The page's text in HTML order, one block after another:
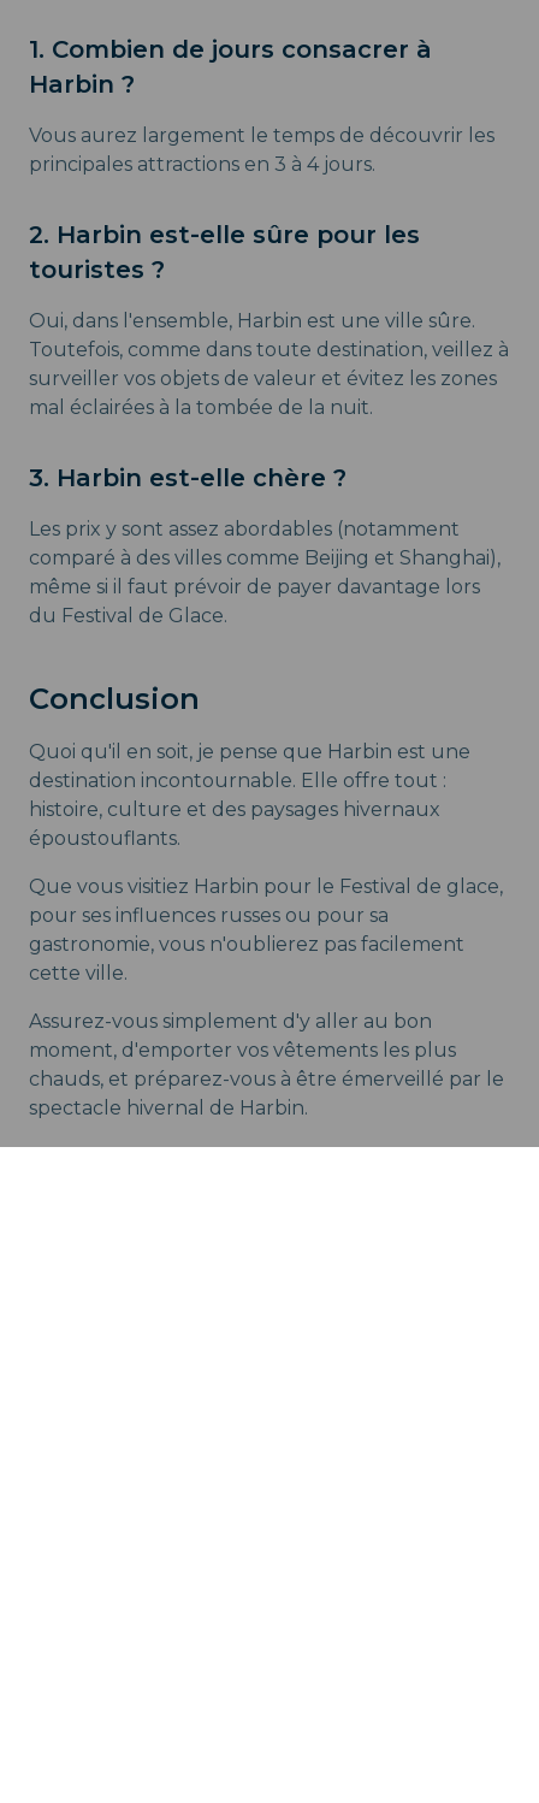
1. Combien de jours consacrer à
Harbin ?
Vous aurez largement le temps de découvrir les
principales attractions en 3 à 4 jours.
2. Harbin est-elle sûre pour les
touristes ?
Oui, dans l'ensemble, Harbin est une ville sûre.
Toutefois, comme dans toute destination, veillez à
surveiller vos objets de valeur et évitez les zones
mal éclairées à la tombée de la nuit.
3. Harbin est-elle chère ?
Les prix y sont assez abordables (notamment
comparé à des villes comme Beijing et Shanghai),
même si il faut prévoir de payer davantage lors
du Festival de Glace.
Conclusion
Quoi qu'il en soit, je pense que Harbin est une
destination incontournable. Elle offre tout :
histoire, culture et des paysages hivernaux
époustouflants.
Que vous visitiez Harbin pour le Festival de glace,
pour ses influences russes ou pour sa
gastronomie, vous n'oublierez pas facilement
cette ville.
Assurez-vous simplement d'y aller au bon
moment, d'emporter vos vêtements les plus
chauds, et préparez-vous à être émerveillé par le
spectacle hivernal de Harbin.